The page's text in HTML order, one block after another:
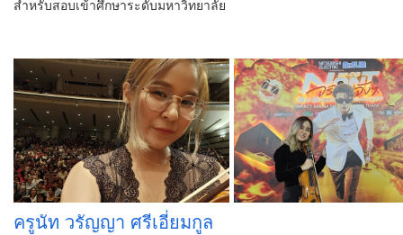
สำหรับสอบเข้าศึกษาระดับมหาวิทยาลัย
ครูนัท วรัญญา ศรีเอี่ยมกูล